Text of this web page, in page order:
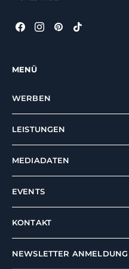
MENÜ
WERBEN
LEISTUNGEN
MEDIADATEN
EVENTS
KONTAKT
NEWSLETTER ANMELDUNG